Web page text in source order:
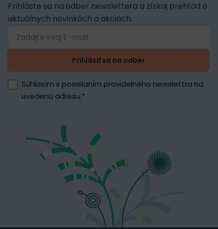
Prihláste sa na odber newslettera a získaj prehľad o
aktuálnych novinkách a akciách.
Prihlásiť sa na odber
Súhlasím s posielaním pravidelného newslettra na
uvedenú adresu.*